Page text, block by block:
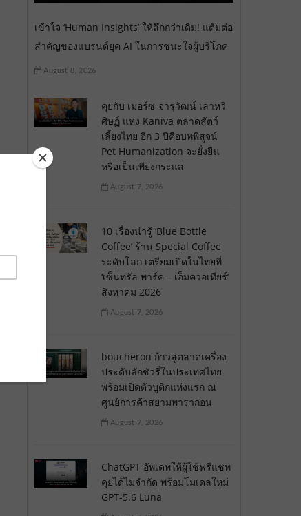
เข้าใจ ‘Human Insights’ ให้ลึกกว่าเดิม! แต้มต่อ
สำคัญของแบรนด์ยุค AI ในการชนะใจผู้บริโภค
August 8, 2026
คุยกับ เมอร์ซ-จารุวัฒน์ เลาหวิ
ศิษฏ์ แห่ง Kaniva ตลาดสัตว์
เลี้ยงไทย อีก 3 ปีคือบทพิสูจน์
Pet Humanization จะยั่งยืน
หรือเป็นเพียงกระแส
August 7, 2026
10 เรื่องน่ารู้ ‘Blue Bottle
Coffee’ ร้าน Special Coffee
ระดับโลก เตรียมเปิดในไทยที่
‘เซ็นทรัล พาร์ค – เอ็มควอเทียร์’
สิงหาคม 2026
August 7, 2026
boucheron ก้าวสู่ตลาดเครื่อง
ประดับลักชัวรี่ในประเทศไทย
พร้อมเปิดตัวบูติกแห่งแรก ณ
ศูนย์การค้าสยามพารากอน
August 7, 2026
ChatGPT อัพเดทให้ผู้ใช้ฟรีแชท
คุยได้ไม่จำกัด พร้อมโมเดลใหม่
GPT-5.6 Luna